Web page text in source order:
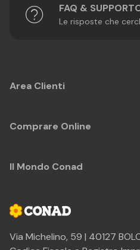
FAQ &
Le risposte che
Via Michelino, 59 | 40127
Area Clienti
Comprare Online
Il Mondo Conad